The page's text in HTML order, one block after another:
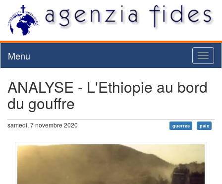
Menu
ANALYSE - L'Ethiopie au bord
du gouffre
samedi, 7 novembre 2020 guerres paix